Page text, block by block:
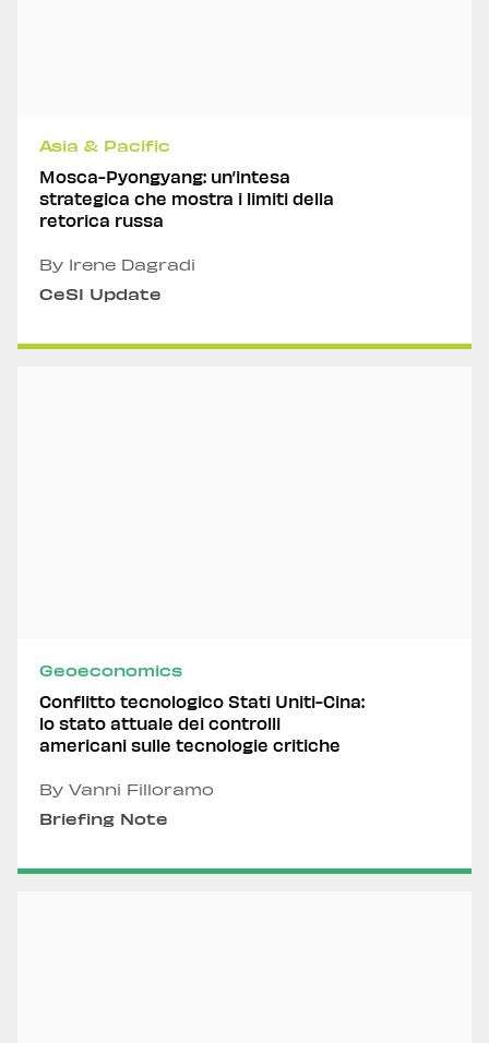
Asia & Pacific
Mosca-Pyongyang: un’intesa
strategica che mostra i limiti della
retorica russa
By Irene Dagradi
CeSI Update
Geoeconomics
Conflitto tecnologico Stati Uniti-Cina:
lo stato attuale dei controlli
americani sulle tecnologie critiche
By Vanni Filloramo
Briefing Note